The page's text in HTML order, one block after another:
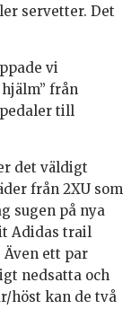
servetter. Det
vi
från
till
det väldigt
från 2XU som
sugen på nya
Adidas trail
Även ett par
nedsatta och
höst kan de två